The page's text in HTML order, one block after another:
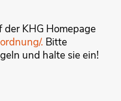
KHG Homepage
. Bitte
und halte sie ein!